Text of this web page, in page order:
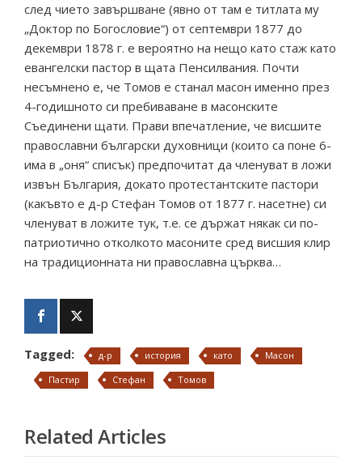
след чието завършване (явно от там е титлата му
„Доктор по Богословие“) от септември 1877 до
декември 1878 г. е вероятно на нещо като стаж като
евангелски пастор в щата Пенсилвания. Почти
несъмнено е, че Томов е станал масон именно през
4-годишното си пребиваване в масонските
Съединени щати. Прави впечатление, че висшите
православни български духовници (които са поне 6-
има в „оня“ списък) предпочитат да членуват в ложи
извън България, докато протестантските пастори
(какъвто е д-р Стефан Томов от 1877 г. насетне) си
членуват в ложите тук, т.е. се държат някак си по-
патриотично отколкото масоните сред висшия клир
на традиционната ни православна църква…
Tagged: д-р история като
Масон
Пастир
Стефан Томов
Related Articles